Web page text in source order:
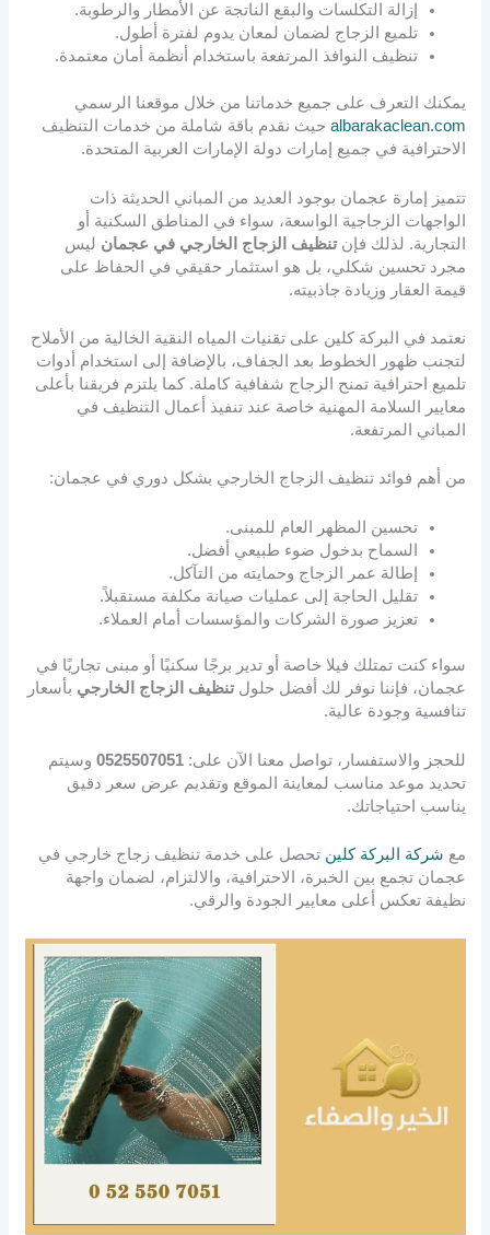
إزالة التكلسات والبقع الناتجة عن الأمطار والرطوبة.
تلميع الزجاج لضمان لمعان يدوم لفترة أطول.
تنظيف النوافذ المرتفعة باستخدام أنظمة أمان معتمدة.
يمكنك التعرف على جميع خدماتنا من خلال موقعنا الرسمي
albarakaclean.com حيث نقدم باقة شاملة من خدمات التنظيف
الاحترافية في جميع إمارات دولة الإمارات العربية المتحدة.
تتميز إمارة عجمان بوجود العديد من المباني الحديثة ذات
الواجهات الزجاجية الواسعة، سواء في المناطق السكنية أو
التجارية. لذلك فإنتنظيف الزجاج الخارجي في عجمان ليس
مجرد تحسين شكلي، بل هو استثمار حقيقي في الحفاظ على
قيمة العقار وزيادة جاذبيته.
نعتمد في البركة كلين على تقنيات المياه النقية الخالية من الأملاح
لتجنب ظهور الخطوط بعد الجفاف، بالإضافة إلى استخدام أدوات
تلميع احترافية تمنح الزجاج شفافية كاملة. كما يلتزم فريقنا بأعلى
معايير السلامة المهنية خاصة عند تنفيذ أعمال التنظيف في
المباني المرتفعة.
من أهم فوائد تنظيف الزجاج الخارجي بشكل دوري في عجمان:
تحسين المظهر العام للمبنى.
السماح بدخول ضوء طبيعي أفضل.
إطالة عمر الزجاج وحمايته من التآكل.
تقليل الحاجة إلى عمليات صيانة مكلفة مستقبلاً.
تعزيز صورة الشركات والمؤسسات أمام العملاء.
سواء كنت تمتلك فيلا خاصة أو تدير برجًا سكنيًا أو مبنى تجاريًا في
عجمان، فإننا نوفر لك أفضل حلولتنظيف الزجاج الخارجي بأسعار
تنافسية وجودة عالية.
للحجز والاستفسار، تواصل معنا الآن على:0525507051 وسيتم
تحديد موعد مناسب لمعاينة الموقع وتقديم عرض سعر دقيق
يناسب احتياجاتك.
مع شركة البركة كلين تحصل على خدمة تنظيف زجاج خارجي في
عجمان تجمع بين الخبرة، الاحترافية، والالتزام، لضمان واجهة
نظيفة تعكس أعلى معايير الجودة والرقي.